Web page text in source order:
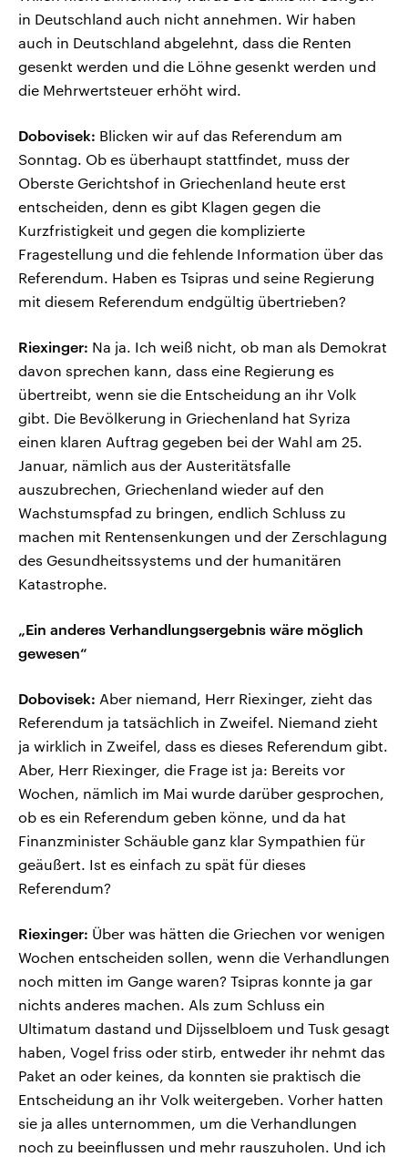
in Deutschland auch nicht annehmen. Wir haben
auch in Deutschland abgelehnt, dass die Renten
gesenkt werden und die Löhne gesenkt werden und
die Mehrwertsteuer erhöht wird.
Dobovisek: Blicken wir auf das Referendum am
Sonntag. Ob es überhaupt stattfindet, muss der
Oberste Gerichtshof in Griechenland heute erst
entscheiden, denn es gibt Klagen gegen die
Kurzfristigkeit und gegen die komplizierte
Fragestellung und die fehlende Information über das
Referendum. Haben es Tsipras und seine Regierung
mit diesem Referendum endgültig übertrieben?
Riexinger: Na ja. Ich weiß nicht, ob man als Demokrat
davon sprechen kann, dass eine Regierung es
übertreibt, wenn sie die Entscheidung an ihr Volk
gibt. Die Bevölkerung in Griechenland hat Syriza
einen klaren Auftrag gegeben bei der Wahl am 25.
Januar, nämlich aus der Austeritätsfalle
auszubrechen, Griechenland wieder auf den
Wachstumspfad zu bringen, endlich Schluss zu
machen mit Rentensenkungen und der Zerschlagung
des Gesundheitssystems und der humanitären
Katastrophe.
„Ein anderes Verhandlungsergebnis wäre möglich
gewesen“
Dobovisek: Aber niemand, Herr Riexinger, zieht das
Referendum ja tatsächlich in Zweifel. Niemand zieht
ja wirklich in Zweifel, dass es dieses Referendum gibt.
Aber, Herr Riexinger, die Frage ist ja: Bereits vor
Wochen, nämlich im Mai wurde darüber gesprochen,
ob es ein Referendum geben könne, und da hat
Finanzminister Schäuble ganz klar Sympathien für
geäußert. Ist es einfach zu spät für dieses
Referendum?
Riexinger: Über was hätten die Griechen vor wenigen
Wochen entscheiden sollen, wenn die Verhandlungen
noch mitten im Gange waren? Tsipras konnte ja gar
nichts anderes machen. Als zum Schluss ein
Ultimatum dastand und Dijsselbloem und Tusk gesagt
haben, Vogel friss oder stirb, entweder ihr nehmt das
Paket an oder keines, da konnten sie praktisch die
Entscheidung an ihr Volk weitergeben. Vorher hatten
sie ja alles unternommen, um die Verhandlungen
noch zu beeinflussen und mehr rauszuholen. Und ich